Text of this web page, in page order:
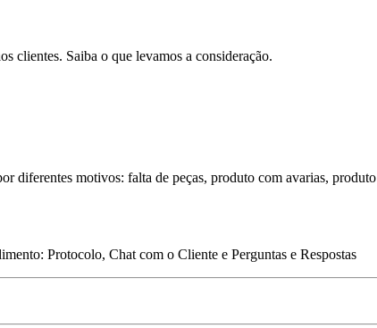
clientes. Saiba o que levamos a consideração.
diferentes motivos: falta de peças, produto com avarias, produto
Protocolo, Chat com o Cliente e Perguntas e Respostas